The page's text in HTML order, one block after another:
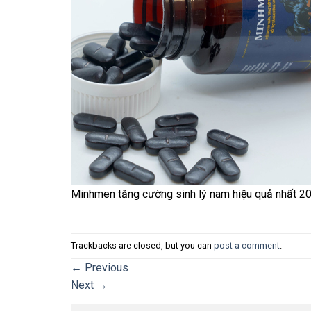
Minhmen tăng cường sinh lý nam hiệu quả nhất
Trackbacks are closed, but you can post a comment
← Previous
Next →